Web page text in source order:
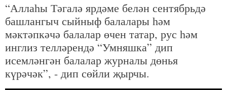
“Аллаһы Тәгалә ярдәме белән сентябрьдә
башлангыч сыйныф балалары һәм
мәктәпкәчә балалар өчен татар, рус һәм
инглиз телләрендә “Умняшка” дип
исемләнгән балалар журналы дөнья
күрәчәк”, - дип сөйли җырчы.